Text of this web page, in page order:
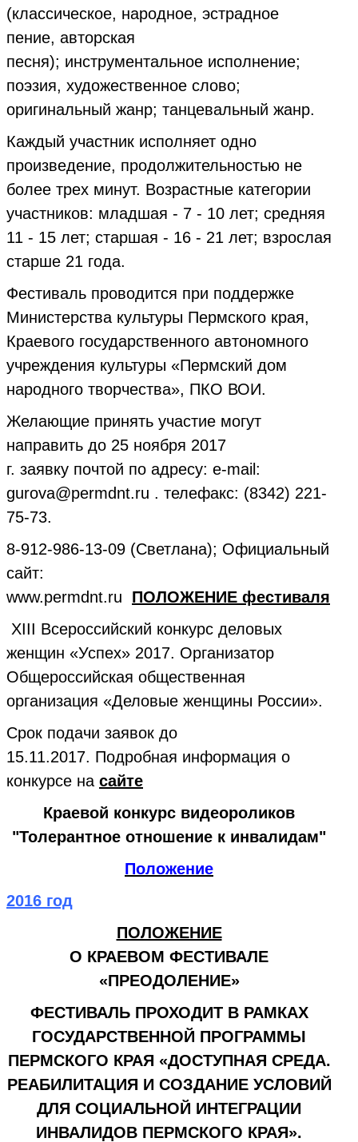
(классическое, народное, эстрадное
пение, авторская
песня); инструментальное исполнение;
поэзия, художественное слово;
оригинальный жанр; танцевальный жанр.
Каждый участник исполняет одно
произведение, продолжительностью не
более трех минут. Возрастные категории
участников: младшая - 7 - 10 лет; средняя
11 - 15 лет; старшая - 16 - 21 лет; взрослая
старше 21 года.
Фестиваль проводится при поддержке
Министерства культуры Пермского края,
Краевого государственного автономного
учреждения культуры «Пермский дом
народного творчества», ПКО ВОИ.
Желающие принять участие могут
направить до 25 ноября 2017
г. заявку почтой по адресу: e-mail:
gurova@permdnt.ru . телефакс: (8342) 221-
75-73.
8-912-986-13-09 (Светлана); Официальный
сайт:
www.permdnt.ru ПОЛОЖЕНИЕ фестиваля
XIII Всероссийский конкурс деловых
женщин «Успех» 2017. Организатор
Общероссийская общественная
организация «Деловые женщины России».
Срок подачи заявок до
15.11.2017. Подробная информация о
конкурсе на сайте
Краевой конкурс видеороликов
"Толерантное отношение к инвалидам"
Положение
2016 год
ПОЛОЖЕНИЕ
О КРАЕВОМ ФЕСТИВАЛЕ
«ПРЕОДОЛЕНИЕ»
ФЕСТИВАЛЬ ПРОХОДИТ В РАМКАХ
ГОСУДАРСТВЕННОЙ ПРОГРАММЫ
ПЕРМСКОГО КРАЯ «ДОСТУПНАЯ СРЕДА.
РЕАБИЛИТАЦИЯ И СОЗДАНИЕ УСЛОВИЙ
ДЛЯ СОЦИАЛЬНОЙ ИНТЕГРАЦИИ
ИНВАЛИДОВ ПЕРМСКОГО КРАЯ».